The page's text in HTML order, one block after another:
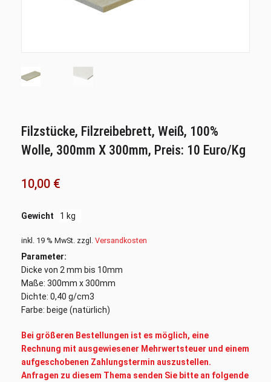
Filzstücke, Filzreibebrett, Weiß, 100%
Wolle, 300mm X 300mm, Preis: 10 Euro/kg
10,00 €
Gewicht 1 kg
inkl. 19 % MwSt. zzgl. Versandkosten
Parameter:
Dicke von 2 mm bis 10mm
Maße: 300mm x 300mm
Dichte: 0,40 g/cm3
Farbe: beige (natürlich)
Bei größeren Bestellungen ist es möglich, eine
Rechnung mit ausgewiesener Mehrwertsteuer und einem
aufgeschobenen Zahlungstermin auszustellen.
Anfragen zu diesem Thema senden Sie bitte an folgende